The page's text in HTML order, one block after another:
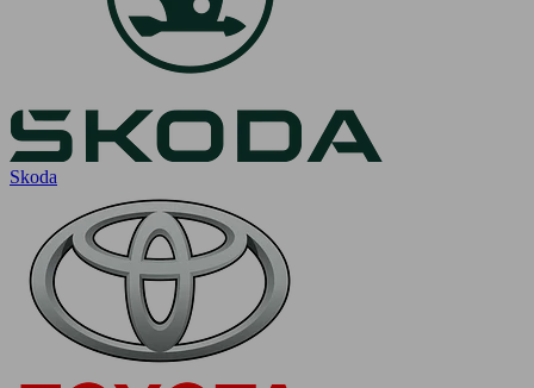
Skoda